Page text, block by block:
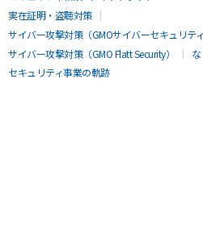
実在証明・盗聴対策
サイバー攻撃対策（GMOサイバーセキュリテ
サイバー攻撃対策（GMO Flatt Security）
セキュリティ事業の軌跡